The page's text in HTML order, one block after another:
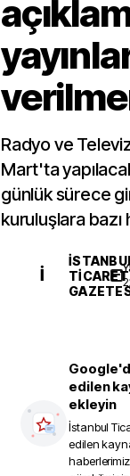
Radyo ve
Mart'ta
günlük sürece
kuruluşlara bazı
İ
TICARET
edilen
ekleyin
İstanbul
edilen